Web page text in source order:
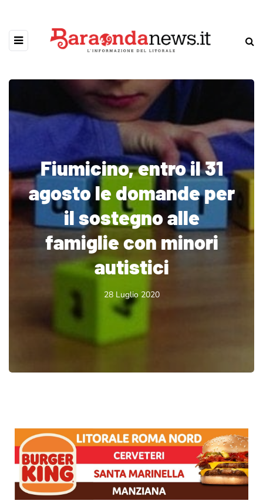
Fiumicino, entro il 31
agosto le domande per
il sostegno alle
famiglie con minori
autistici
28 Luglio 2020